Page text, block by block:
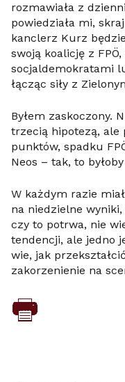
rozmawiała z
powiedziała mi,
kanclerz Kurz
swoją koalicję z
socjaldemokratami
łącząc siły z
Byłem zaskoczony.
trzecią hipotezą, ale
punktów, spadku
Neos – tak, to
W każdym razie
na niedzielne
czy to potrwa, nie
tendencji, ale jedno
wie, jak
zakorzenienie na